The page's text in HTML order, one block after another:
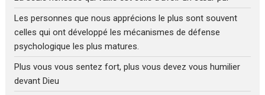
Les personnes que nous apprécions le plus sont souvent
celles qui ont développé les mécanismes de défense
psychologique les plus matures.
Plus vous vous sentez fort, plus vous devez vous humilier
devant Dieu